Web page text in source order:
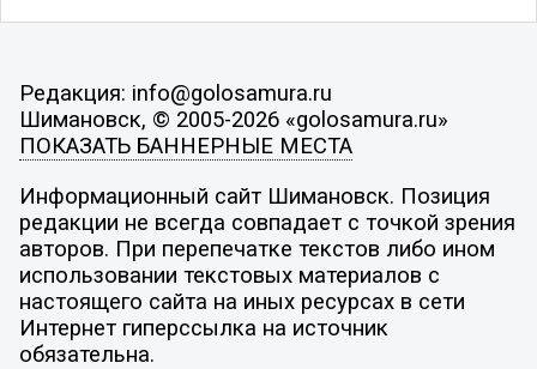
Редакция: info@golosamura.ru
Шимановск, © 2005-2026 «golosamura.ru»
ПОКАЗАТЬ БАННЕРНЫЕ МЕСТА
Информационный сайт Шимановск. Позиция
редакции не всегда совпадает с точкой зрения
авторов. При перепечатке текстов либо ином
использовании текстовых материалов с
настоящего сайта на иных ресурсах в сети
Интернет гиперссылка на источник
обязательна.